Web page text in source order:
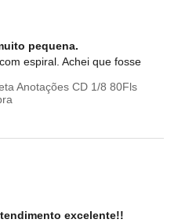
pequena.
espiral. Achei que fosse
Anotações CD 1/8 80Fls
excelente!!